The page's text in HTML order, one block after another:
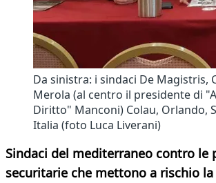
Da sinistra: i sindaci De Magistris,
Merola (al centro il presidente di
Diritto" Manconi) Colau, Orlando,
Italia (foto Luca Liverani)
Sindaci del mediterraneo contro le
securitarie che mettono a rischio